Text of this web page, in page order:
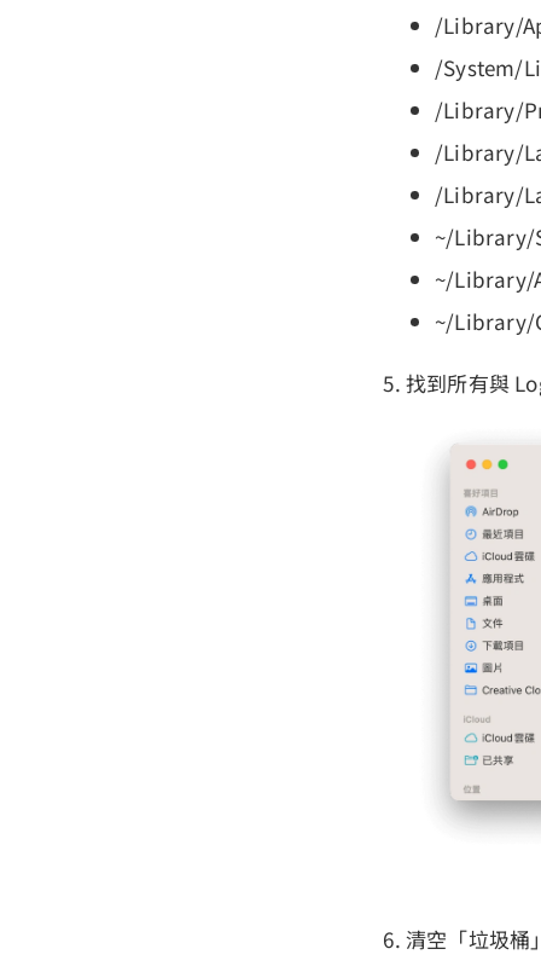
/Library/
/System/
/Library/
/Library/
/Library/
~/Library/
~/Library/
~/Library/
找到所有與
清空「垃圾桶